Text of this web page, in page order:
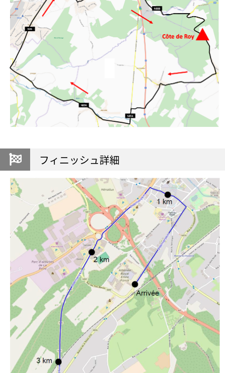
フィニッシュ詳細